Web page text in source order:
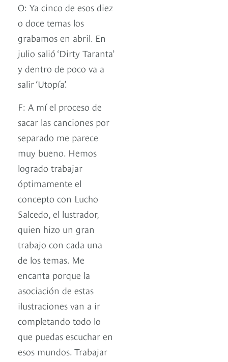
O: Ya cinco de esos diez
o doce temas los
grabamos en abril. En
julio salió ‘Dirty Taranta’
y dentro de poco va a
salir ‘Utopía’.
F: A mí el proceso de
sacar las canciones por
separado me parece
muy bueno. Hemos
logrado trabajar
óptimamente el
concepto con Lucho
Salcedo, el lustrador,
quien hizo un gran
trabajo con cada una
de los temas. Me
encanta porque la
asociación de estas
ilustraciones van a ir
completando todo lo
que puedas escuchar en
esos mundos. Trabajar